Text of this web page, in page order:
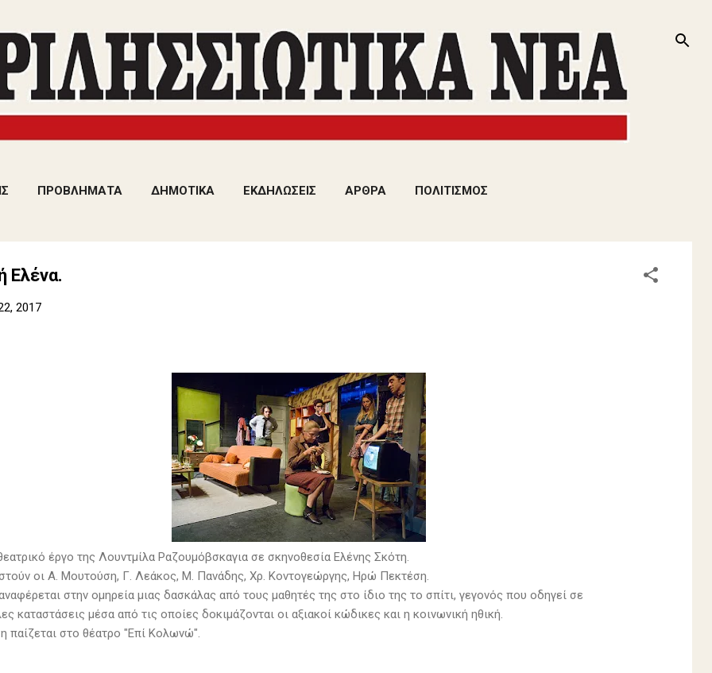
ΠΡΟΒΛΗΜΑΤΑ ΔΗΜΟΤΙΚΑ ΕΚΔΗΛΩΣΕΙΣ ΑΡΘΡΑ ΠΟΛΙΤΙΣΜΟΣ
Ελένα.
2017
έργο της Λουντμίλα Ραζουμόβσκαγια σε σκηνοθεσία Ελένης Σκότη.
οι Α. Μουτούση, Γ. Λεάκος, Μ. Πανάδης, Χρ. Κοντογεώργης, Ηρώ Πεκτέση.
στην ομηρεία μιας δασκάλας από τους μαθητές της στο ίδιο της το σπίτι, γεγονός που οδηγεί σε
καταστάσεις μέσα από τις οποίες δοκιμάζονται οι αξιακοί κώδικες και η κοινωνική ηθική.
παίζεται στο θέατρο "Επί Κολωνώ".